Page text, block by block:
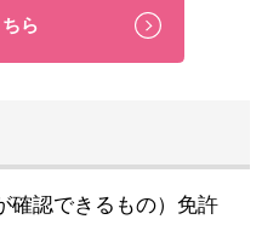
ら
確認できるもの）免許